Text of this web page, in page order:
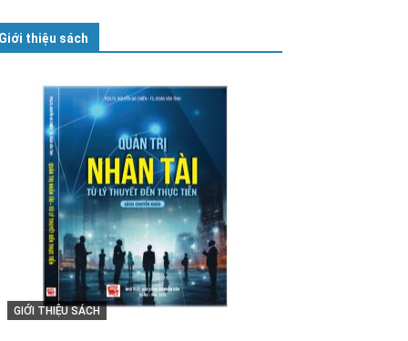
Giới thiệu sách
GIỚI THIỆU SÁCH
Cuốn sách “Tuyệt đối trung thành
với Tổ quốc, với Đảng, Nhà nước